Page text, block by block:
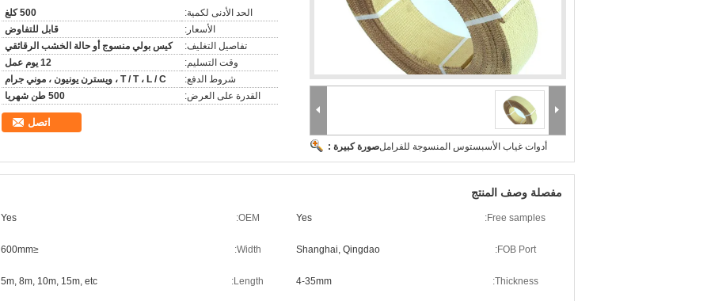
صورة كبيرة :أدوات غياب الأسبستوس المنسوجة للفرامل
الحد الأدنى لكمية:
500 كلغ
الأسعار:
قابل للتفاوض
تفاصيل التغليف:
كيس بولي منسوج أو حالة الخشب الرقائقي
وقت التسليم:
12 يوم عمل
شروط الدفع:
T / T ، L / C ، ويسترن يونيون ، موني جرام
القدرة على العرض:
500 طن شهريا
اتصل
مفصلة وصف المنتج
Free samples:
Yes
OEM:
Yes
FOB Port:
Shanghai, Qingdao
Width:
≤600mm
Thickness:
4-35mm
Length:
5m, 8m, 10m, 15m, etc